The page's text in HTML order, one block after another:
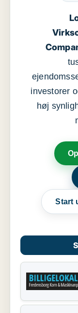
investorer
høj
Start